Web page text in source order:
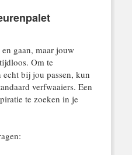
gaan, maar jouw
Om te
bij jou passen, kun
verfwaaiers. Een
te zoeken in je